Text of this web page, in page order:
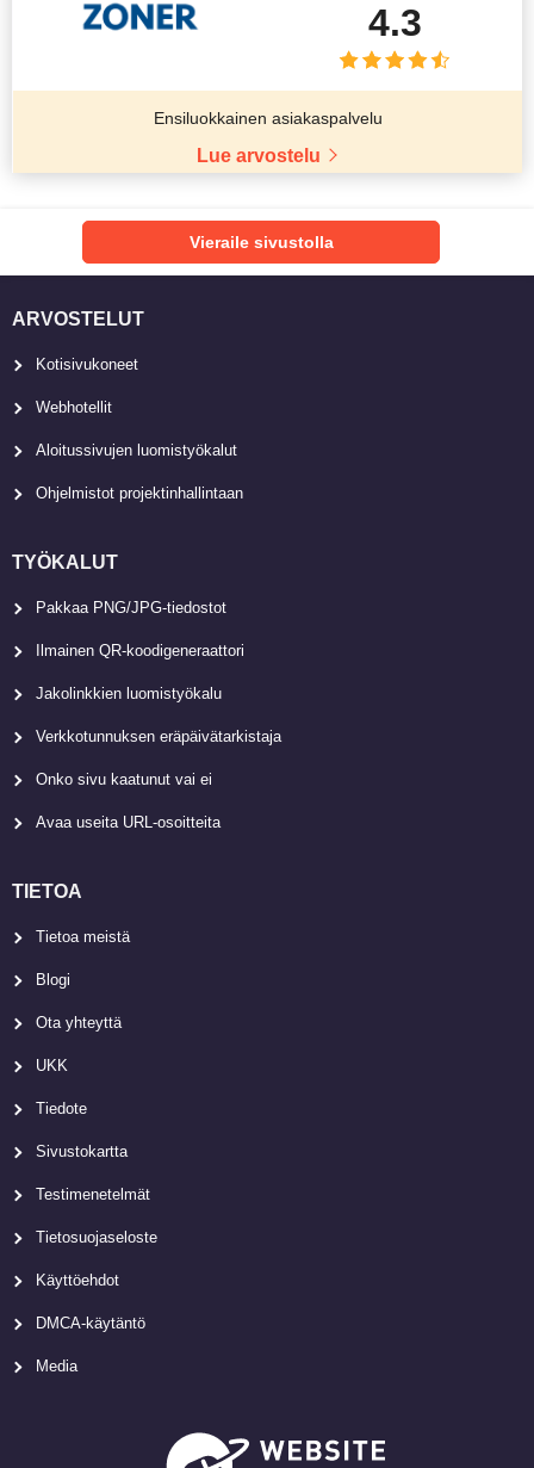
4.3
Ensiluokkainen asiakaspalvelu
Lue arvostelu
Vieraile sivustolla
ARVOSTELUT
Kotisivukoneet
Webhotellit
Aloitussivujen luomistyökalut
Ohjelmistot projektinhallintaan
TYÖKALUT
Pakkaa PNG/JPG-tiedostot
Ilmainen QR-koodigeneraattori
Jakolinkkien luomistyökalu
Verkkotunnuksen eräpäivätarkistaja
Onko sivu kaatunut vai ei
Avaa useita URL-osoitteita
TIETOA
Tietoa meistä
Blogi
Ota yhteyttä
UKK
Tiedote
Sivustokartta
Testimenetelmät
Tietosuojaseloste
Käyttöehdot
DMCA-käytäntö
Media